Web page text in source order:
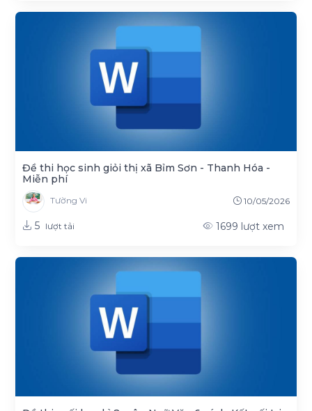
Đề thi học sinh giỏi thị xã Bỉm Sơn - Thanh Hóa -
Miễn phí
Tường Vi 10/05/2026
5 lượt tải 1699 lượt xem